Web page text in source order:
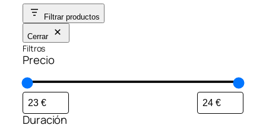
Filtrar productos
Cerrar
Filtros
Precio
Duración